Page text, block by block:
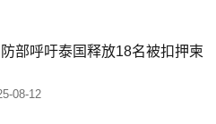
部呼吁泰国释放18名被扣押柬
08-12